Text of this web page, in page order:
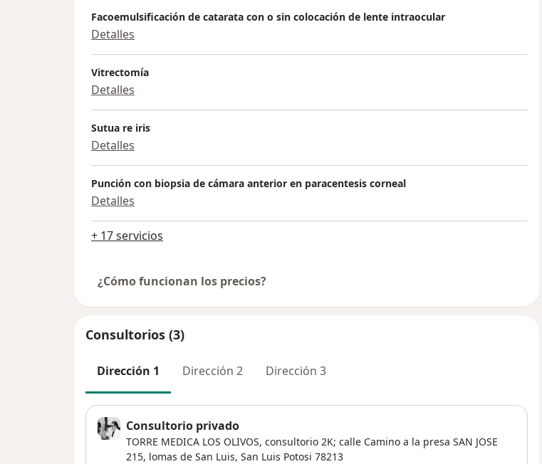
Facoemulsificación de catarata con o sin colocación de lente intraocular
Detalles
Vitrectomía
Detalles
Sutua re iris
Detalles
Punción con biopsia de cámara anterior en paracentesis corneal
Detalles
+ 17 servicios
¿Cómo funcionan los precios?
Consultorios (3)
Dirección 1 Dirección 2 Dirección 3
Consultorio privado
TORRE MEDICA LOS OLIVOS, consultorio 2K; calle Camino a la presa SAN JOSE
215, lomas de San Luis, San Luis Potosi 78213